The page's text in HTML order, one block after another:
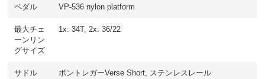
ペダル VP-536 nylon platform
最大チェ
ーンリン
グサイズ
1x: 34T, 2x: 36/22
サドル ボントレガーVerse Short, ステンレスレール